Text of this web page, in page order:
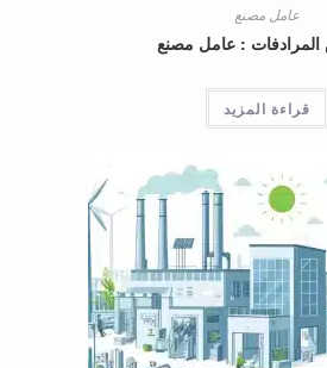
عامل مصنع
: عامل مصنع
قراءة المزيد